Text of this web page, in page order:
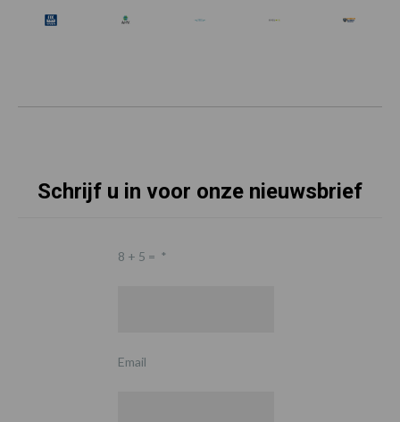
Schrijf u in voor onze nieuwsbrief
8 + 5 = *
Email